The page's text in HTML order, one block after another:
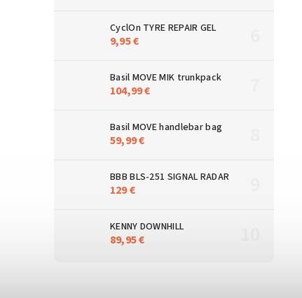
CyclOn TYRE REPAIR GEL
9,95 €
Basil MOVE MIK trunkpack
104,99 €
Basil MOVE handlebar bag
59,99 €
BBB BLS-251 SIGNAL RADAR
129 €
KENNY DOWNHILL
89,95 €